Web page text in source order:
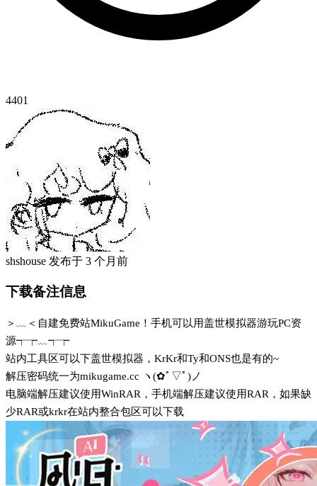
4401
shshouse 发布于 3 个月前
下载备注信息
＞﹏＜自建免费站MikuGame！手机可以用盖世模拟器游玩PC资
源┭┮﹏┭┮
站内工具区可以下盖世模拟器，KrKr和Ty和ONS也是有的~
解压密码统一为mikugame.cc ヽ(✿ﾟ▽ﾟ)ノ
电脑端解压建议使用WinRAR，手机端解压建议使用RAR，如果缺
少RAR或krkr在站内整合包区可以下载